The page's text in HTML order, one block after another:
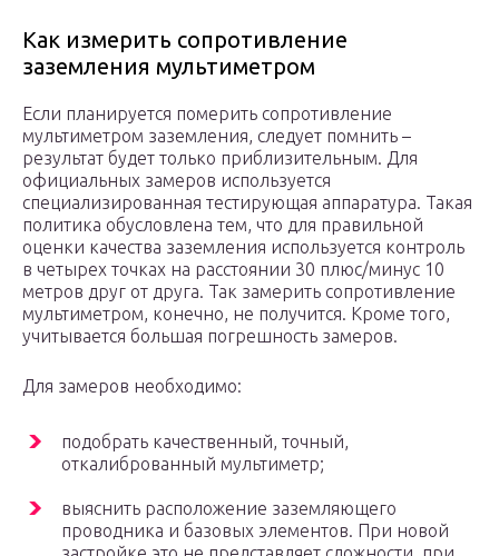
Как измерить сопротивление
заземления мультиметром
Если планируется померить сопротивление
мультиметром заземления, следует помнить –
результат будет только приблизительным. Для
официальных замеров используется
специализированная тестирующая аппаратура. Такая
политика обусловлена тем, что для правильной
оценки качества заземления используется контроль
в четырех точках на расстоянии 30 плюс/минус 10
метров друг от друга. Так замерить сопротивление
мультиметром, конечно, не получится. Кроме того,
учитывается большая погрешность замеров.
Для замеров необходимо:
подобрать качественный, точный,
откалиброванный мультиметр;
выяснить расположение заземляющего
проводника и базовых элементов. При новой